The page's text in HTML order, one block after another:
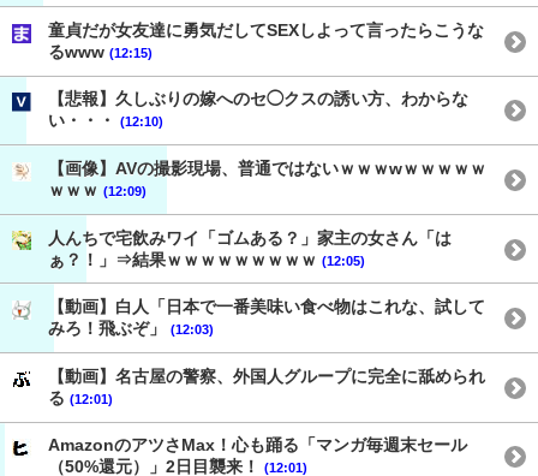
童貞だが女友達に勇気だしてSEXしよって言ったらこうな
るwww (12:15)
【悲報】久しぶりの嫁へのセ◯クスの誘い方、わからな
い・・・
(12:10)
【画像】AVの撮影現場、普通ではないｗｗｗwｗｗｗｗｗ
ｗｗｗ (12:09)
人んちで宅飲みワイ「ゴムある？」家主の女さん「は
ぁ？！」⇒結果ｗｗｗｗｗｗｗｗｗ (12:05)
【動画】白人「日本で一番美味い食べ物はこれな、試して
みろ！飛ぶぞ」
(12:03)
【動画】名古屋の警察、外国人グループに完全に舐められ
る (12:01)
AmazonのアツさMax！心も踊る「マンガ毎週末セール
（50%還元）」2日目襲来！
(12:01)